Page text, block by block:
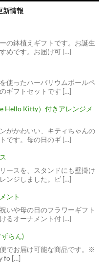
新情報
の鉢植えギフトです。お誕生
めです。お届け可 […]
使ったハーバリウムボールペ
ギフトセットです […]
Hello Kitty）付きアレンジメ
がかわいい、キティちゃんの
です。母の日のギ […]
ースを、スタンドにも壁掛け
ンジしました。ビ […]
ント
いや母の日のフラワーギフト
るオーナメント付 […]
らん)
でお届け可能な商品です。※
fo […]